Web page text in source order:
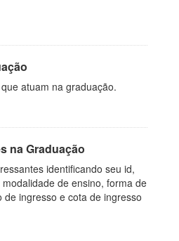
atuam na graduação.
na Graduação
identificando seu id,
de ensino, forma de
ingresso e cota de ingresso